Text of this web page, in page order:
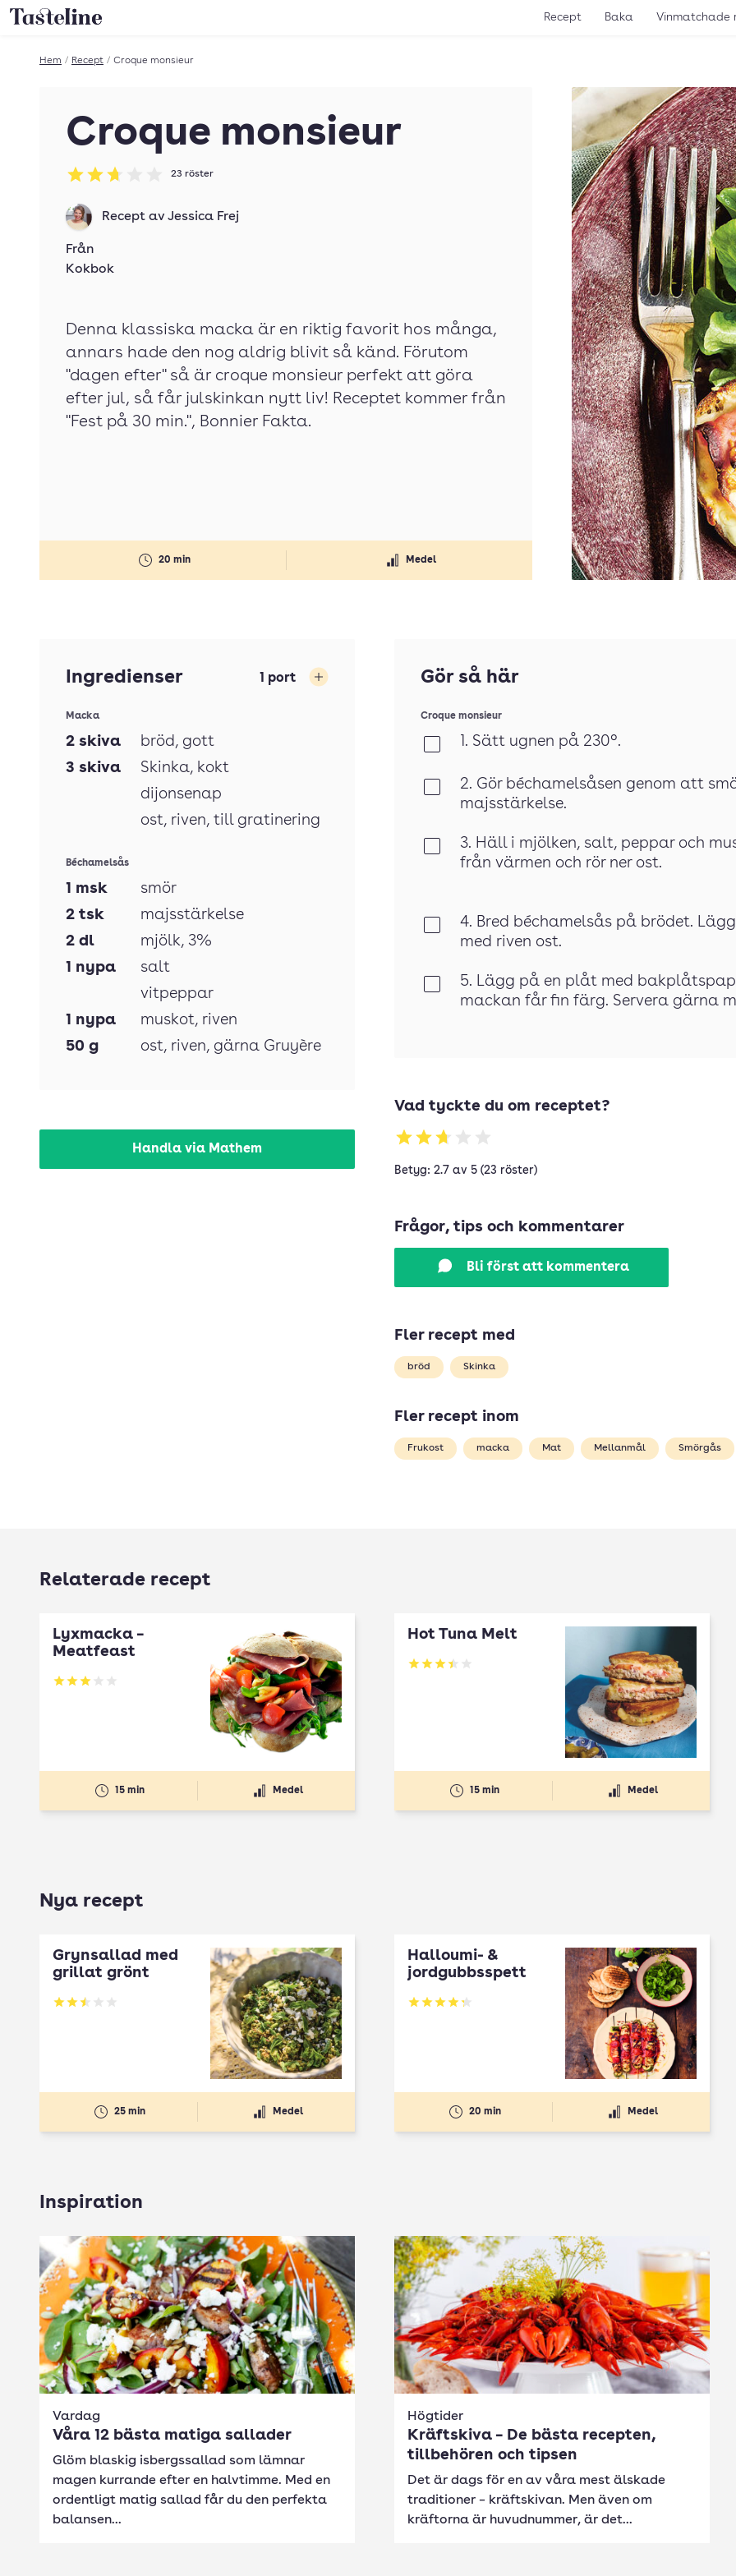
Till Tastelines startsida Recept Baka Vinmatchade
Hem / Recept / Croque monsieur
Croque monsieur
Betyg: 2.7 av 5
23 röster
20 min Medel
Recept av Jessica Frej
Från
Kokbok
Denna klassiska macka är en riktig favorit hos många,
annars hade den nog aldrig blivit så känd. Förutom
"dagen efter" så är croque monsieur perfekt att göra
efter jul, så får julskinkan nytt liv! Receptet kommer från
"Fest på 30 min.", Bonnier Fakta.
Ingredienser 1 port
Macka
2 skiva bröd, gott
3 skiva Skinka, kokt
dijonsenap
ost, riven, till gratinering
Béchamelsås
1 msk
smör
2 tsk
majsstärkelse
2 dl mjölk, 3%
1 nypa
salt
vitpeppar
1 nypa muskot, riven
50 g ost, riven, gärna Gruyère
Handla via Mathem
Gör så här
Croque monsieur
1. Sätt ugnen på 230°.
2. Gör béchamelsåsen genom att
majsstärkelse.
3. Häll i mjölken, salt, peppar och
från värmen och rör ner ost.
4. Bred béchamelsås på brödet.
med riven ost.
5. Lägg på en plåt med
mackan får fin färg. Servera gärna
Vad tyckte du om receptet?
Betyg: 2.7 av 5 (23 röster)
Frågor, tips och kommentarer
Bli först att kommentera
Fler recept med
bröd Skinka
Fler recept inom
Frukost macka Mat Mellanmål Smörgås
Relaterade recept
Lyxmacka –
Meatfeast
Betyg: 3 av 5
15 min Medel
Hot Tuna Melt
Betyg: 3.4 av 5
15 min Medel
Nya recept
Grynsallad med
grillat grönt
Betyg: 2.5 av 5
25 min Medel
Halloumi- &
jordgubbsspett
Betyg: 4.3 av 5
20 min Medel
Inspiration
Vardag
Våra 12 bästa matiga sallader
Glöm blaskig isbergssallad som lämnar
magen kurrande efter en halvtimme. Med en
ordentligt matig sallad får du den perfekta
balansen...
Högtider
Kräftskiva – De bästa recepten,
tillbehören och tipsen
Det är dags för en av våra mest älskade
traditioner – kräftskivan. Men även om
kräftorna är huvudnummer, är det...